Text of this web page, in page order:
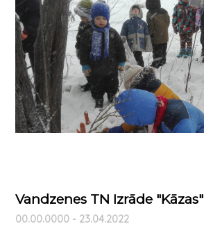
Vandzenes TN Izrāde "Kāzas"
00.00.0000 - 23.04.2022